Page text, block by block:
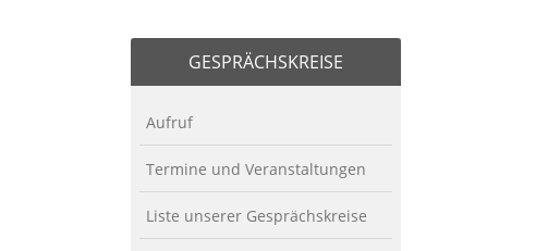
GESPRÄCHSKREISE
Aufruf
Termine und Veranstaltungen
Liste unserer Gesprächskreise